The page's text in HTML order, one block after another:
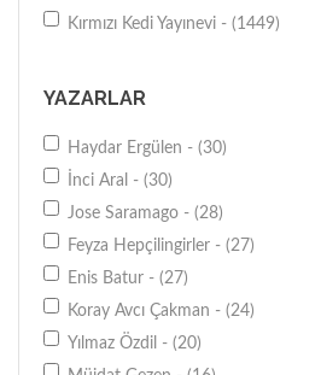
Deneme (Yerli) - (34)
Biyografi-Otobiyografi - (17)
Okul Öncesi - (14)
Diğer - (13)
Politika - (12)
Popüler Bilim - (11)
Masal-Şiir - (9)
Kırmızı Kedi Yayınevi - (1449)
YAZARLAR
Haydar Ergülen - (30)
İnci Aral - (30)
Jose Saramago - (28)
Feyza Hepçilingirler - (27)
Enis Batur - (27)
Koray Avcı Çakman - (24)
Yılmaz Özdil - (20)